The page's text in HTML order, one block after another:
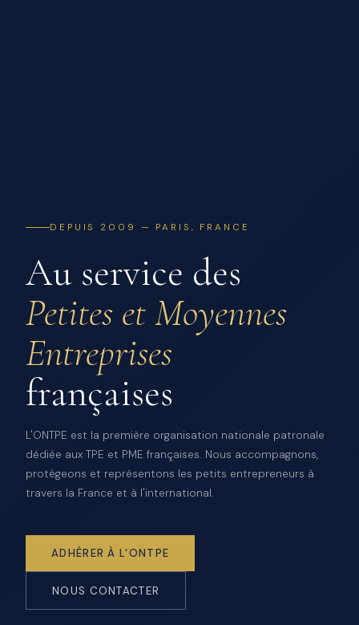
DEPUIS 2009 — PARIS, FRANCE
Au service des
Petites et Moyennes
Entreprises
françaises
L'ONTPE est la première organisation nationale patronale
dédiée aux TPE et PME françaises. Nous accompagnons,
protégeons et représentons les petits entrepreneurs à
travers la France et à l'international.
ADHÉRER À L'ONTPE
NOUS CONTACTER